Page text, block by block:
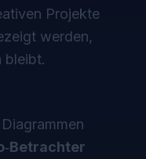
Projekte
werden,
bleibt.